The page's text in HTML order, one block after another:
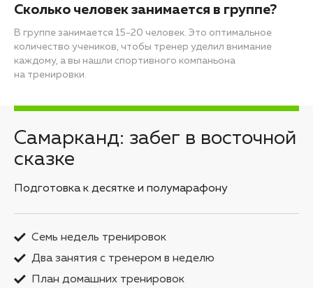
Сколько человек занимается в группе?
В группе занимается 15-20 человек. Это оптимальное
количество учеников, чтобы тренер уделил внимание
каждому, а вы нашли спортивного компаньона
на тренировки.
Самарканд: забег в восточной
сказке
Подготовка к десятке и полумарафону
Семь недель тренировок
Два занятия с тренером в неделю
План домашних тренировок